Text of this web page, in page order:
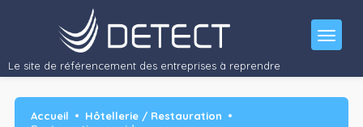
Le site de référencement des entreprises à reprendre
Accueil
Hôtellerie / Restauration